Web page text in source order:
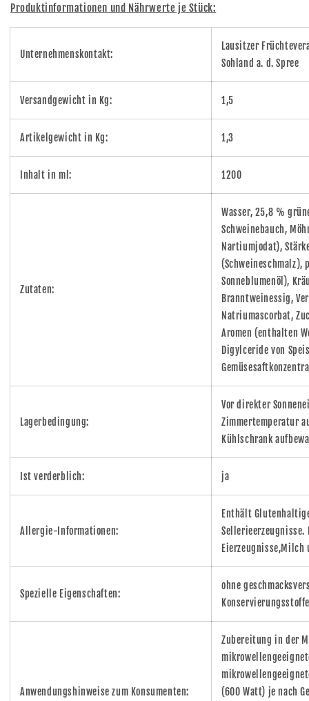
Produktinformationen und Nährwerte je Stück:
Unternehmenskontakt:
Lausitzer
Sohland a. d. Spree
Versandgewicht in Kg: 1,5
Artikelgewicht in Kg: 1,3
Inhalt in ml: 1200
Zutaten:
Wasser, 25,8 %
Schweinebauch,
Nartiumjodat),
(Schweineschmalz),
Sonneblumenöl),
Branntweinessig,
Natriumascorbat,
Aromen (enthalten
Digylceride von
Lagerbedingung:
Vor direkter
Zimmertemperatur
Kühlschrank
Ist verderblich: ja
Allergie-Informationen:
Enthält
Sellerieerzeugnisse.
Spezielle Eigenschaften:
ohne
Anwendungshinweise zum Konsumenten:
Zubereitung in der
(600 Watt) je nach